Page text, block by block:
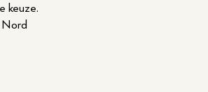
keuze.